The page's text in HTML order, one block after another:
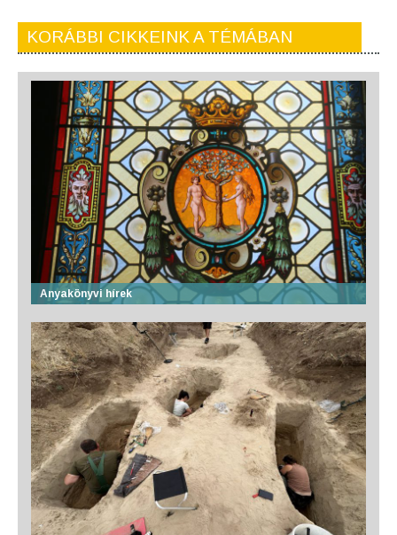
KORÁBBI CIKKEINK A TÉMÁBAN
Anyakönyvi hírek